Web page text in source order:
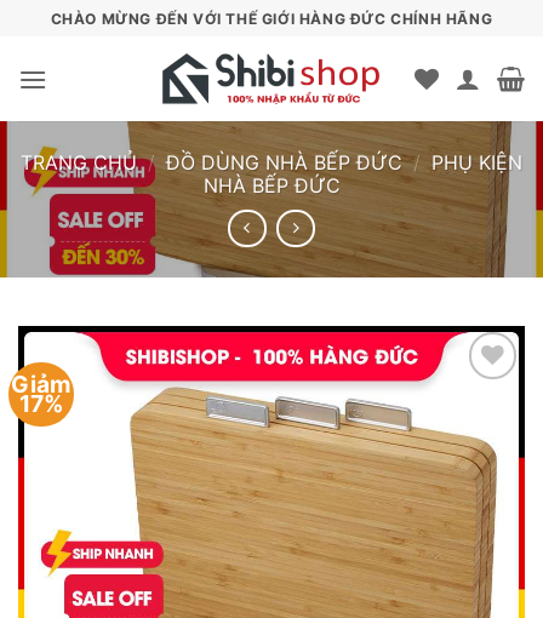
nội
CHÀO MỪNG ĐẾN VỚI THẾ GIỚI HÀNG ĐỨC CHÍNH HÃNG
TRANG CHỦ / ĐỒ DÙNG NHÀ BẾP ĐỨC / PHỤ KIỆN
NHÀ BẾP ĐỨC
Giảm
17%